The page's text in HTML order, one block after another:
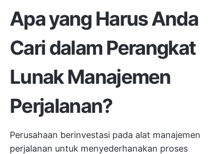
Apa yang Harus Anda
Cari dalam Perangkat
Lunak Manajemen
Perjalanan?
Perusahaan berinvestasi pada alat manajemen
perjalanan untuk menyederhanakan proses